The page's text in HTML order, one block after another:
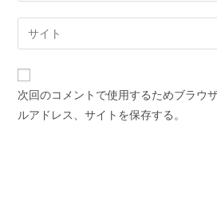
次回のコメントで使用するためブラウ
ルアドレス、サイトを保存する。